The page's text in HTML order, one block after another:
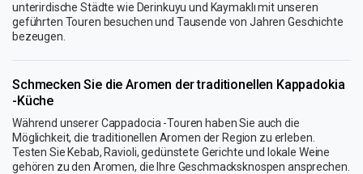
unterirdische Städte wie Derinkuyu und Kaymaklı mit unseren
geführten Touren besuchen und Tausende von Jahren Geschichte
bezeugen.
Schmecken Sie die Aromen der traditionellen Kappadokia
-Küche
Während unserer Cappadocia -Touren haben Sie auch die
Möglichkeit, die traditionellen Aromen der Region zu erleben.
Testen Sie Kebab, Ravioli, gedünstete Gerichte und lokale Weine
gehören zu den Aromen, die Ihre Geschmacksknospen ansprechen.